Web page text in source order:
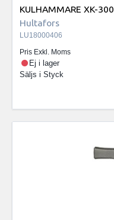
KULHAMMARE XK-300
Hultafors
LU18000406
Pris Exkl. Moms
Ej i lager
Säljs i Styck